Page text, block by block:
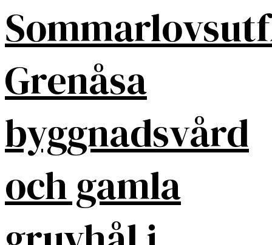
Grenåsa
byggnadsvård
och gamla